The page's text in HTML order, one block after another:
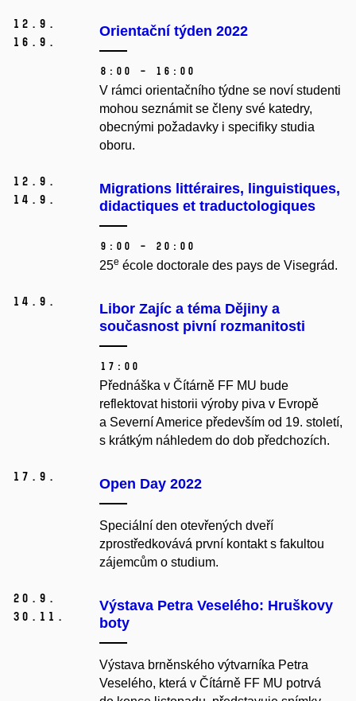
12. 9.
16. 9.
Orientační týden 2022
8:00 – 16:00
V rámci orientačního týdne se noví studenti
mohou seznámit se členy své katedry,
obecnými požadavky i specifiky studia
oboru.
12. 9.
14. 9.
Migrations littéraires, linguistiques,
didactiques et traductologiques
9:00 – 20:00
25e école doctorale des pays de Visegrád.
14. 9.
Libor Zajíc a téma Dějiny a
současnost pivní rozmanitosti
17:00
Přednáška v Čítárně FF MU bude
reflektovat historii výroby piva v Evropě
a Severní Americe především od 19. století,
s krátkým náhledem do dob předchozích.
17. 9. Open Day 2022
Speciální den otevřených dveří
zprostředkovává první kontakt s fakultou
zájemcům o studium.
20. 9.
30. 11.
Výstava Petra Veselého: Hruškovy
boty
Výstava brněnského výtvarníka Petra
Veselého, která v Čítárně FF MU potrvá